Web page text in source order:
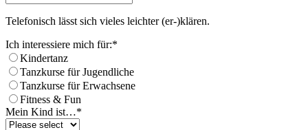
Telefonisch lässt sich vieles leichter (er-)klären.
Ich interessiere mich für:*
Kindertanz
Tanzkurse für Jugendliche
Tanzkurse für Erwachsene
Fitness & Fun
Mein Kind ist…*